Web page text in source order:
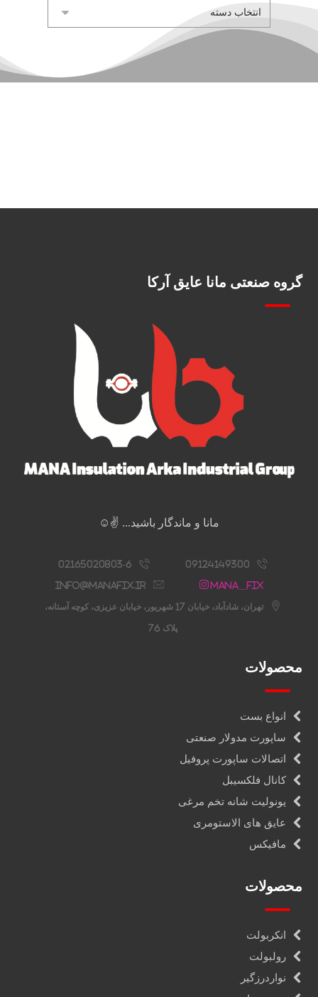
گروه صنعتی مانا عایق آرکا
مانا و ماندگار باشید... ✌️☺️
09124149300
02165020803-6
Mana__fix
info@manafix.ir
تهران، شادآباد، خیابان 17 شهریور، خیابان عزیزی، کوچه آستانه،
پلاک 76
محصولات
انواع بست
ساپورت مدولار صنعتی
اتصالات ساپورت پروفیل
کانال فلکسیبل
یونولیت شانه تخم مرغی
عایق های الاستومری
مافیکس
محصولات
انکربولت
رولبولت
نواردرزگیر